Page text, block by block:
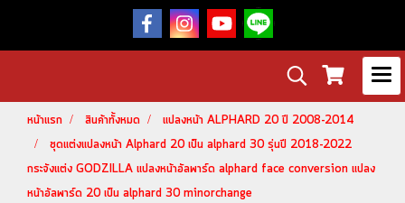
หน้าแรก สินค้าทั้งหมด
แปลงหน้า ALPHARD 20 ปี 2008-2014
ชุดแต่งแปลงหน้า Alphard 20 เป็น alphard 30 รุ่นปี 2018-2022
กระจังแต่ง GODZILLA แปลงหน้าอัลพาร์ด alphard face conversion แปลง
หน้าอัลพาร์ด 20 เป็น alphard 30 minorchange